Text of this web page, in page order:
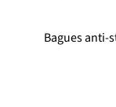
Bagues anti-